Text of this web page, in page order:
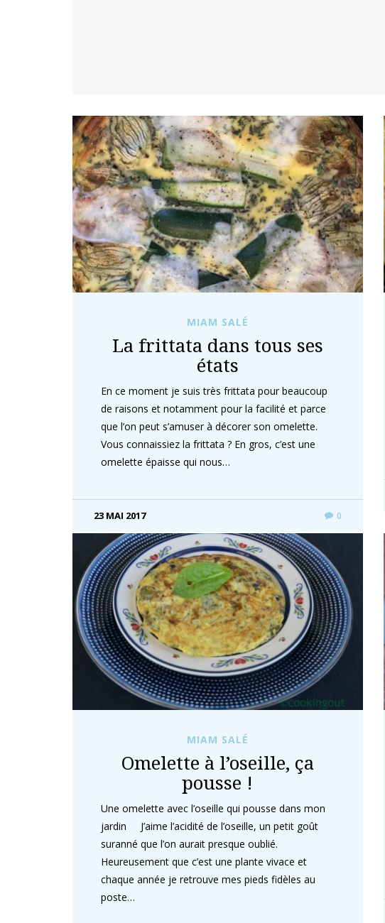
MIAM SALÉ
La frittata dans tous ses
états
En ce moment je suis très frittata pour beaucoup
de raisons et notamment pour la facilité et parce
que l’on peut s’amuser à décorer son omelette.
Vous connaissiez la frittata ? En gros, c’est une
omelette épaisse qui nous…
23 MAI 2017 0
MIAM SALÉ
Omelette à l’oseille, ça
pousse !
Une omelette avec l’oseille qui pousse dans mon
jardin J’aime l’acidité de l’oseille, un petit goût
suranné que l’on aurait presque oublié.
Heureusement que c’est une plante vivace et
chaque année je retrouve mes pieds fidèles au
poste…